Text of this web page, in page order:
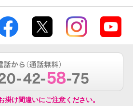
掛け間違いにご注意ください。